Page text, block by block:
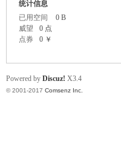
z!
统计信息
已用空间
0 B
威望
0 点
点券
0 ￥
Powered by Discuz! X3.4
© 2001-2017 Comsenz Inc.